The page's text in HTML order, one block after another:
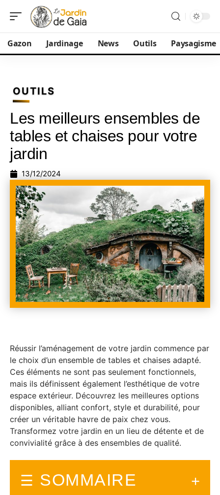
Gazon Jardinage News Outils Paysagisme
OUTILS
Les meilleurs ensembles de
tables et chaises pour votre
jardin
13/12/2024
Réussir l’aménagement de votre jardin commence par
le choix d’un ensemble de tables et chaises adapté.
Ces éléments ne sont pas seulement fonctionnels,
mais ils définissent également l’esthétique de votre
espace extérieur. Découvrez les meilleures options
disponibles, alliant confort, style et durabilité, pour
créer un véritable havre de paix chez vous.
Transformez votre jardin en un lieu de détente et de
convivialité grâce à des ensembles de qualité.
SOMMAIRE